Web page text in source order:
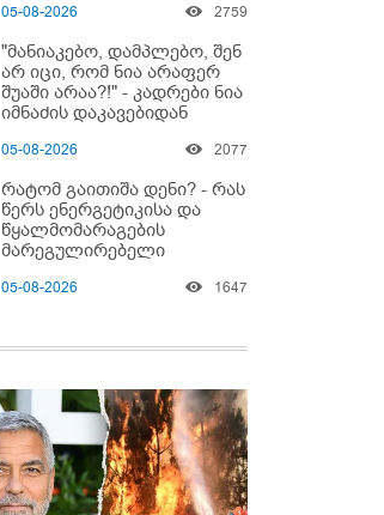
Times
05-08-2026 2759
"მანიაკებო, დამპლებო, შენ
არ იცი, რომ ნია არაფერ
შუაში არაა?!" - კადრები ნია
იმნაძის დაკავებიდან
05-08-2026 2077
რატომ გაითიშა დენი? - რას
წერს ენერგეტიკისა და
წყალმომარაგების
მარეგულირებელი
05-08-2026 1647